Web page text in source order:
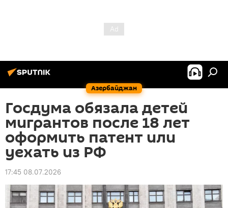
Азербайджан
Госдума обязала детей
мигрантов после 18 лет
оформить патент или
уехать из РФ
17:45 08.07.2026